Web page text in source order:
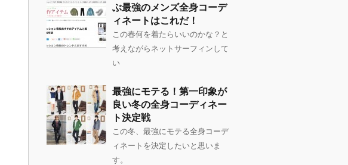
ぶ最強のメンズ全身コーデ
ィネートはこれだ！
この春何を着たらいいのかな？と
考えながらネットサーフィンして
い
最強にモテる！第一印象が
良い冬の全身コーディネー
ト決定戦
この冬、最強にモテる全身コーデ
ィネートを決定したいと思いま
す。